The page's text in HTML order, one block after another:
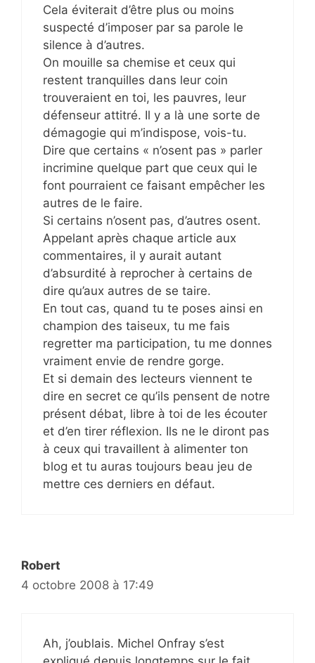
Cela éviterait d’être plus ou moins
suspecté d’imposer par sa parole le
silence à d’autres.
On mouille sa chemise et ceux qui
restent tranquilles dans leur coin
trouveraient en toi, les pauvres, leur
défenseur attitré. Il y a là une sorte de
démagogie qui m’indispose, vois-tu.
Dire que certains « n’osent pas » parler
incrimine quelque part que ceux qui le
font pourraient ce faisant empêcher les
autres de le faire.
Si certains n’osent pas, d’autres osent.
Appelant après chaque article aux
commentaires, il y aurait autant
d’absurdité à reprocher à certains de
dire qu’aux autres de se taire.
En tout cas, quand tu te poses ainsi en
champion des taiseux, tu me fais
regretter ma participation, tu me donnes
vraiment envie de rendre gorge.
Et si demain des lecteurs viennent te
dire en secret ce qu’ils pensent de notre
présent débat, libre à toi de les écouter
et d’en tirer réflexion. Ils ne le diront pas
à ceux qui travaillent à alimenter ton
blog et tu auras toujours beau jeu de
mettre ces derniers en défaut.
Robert
4 octobre 2008 à 17:49
Ah, j’oublais. Michel Onfray s’est